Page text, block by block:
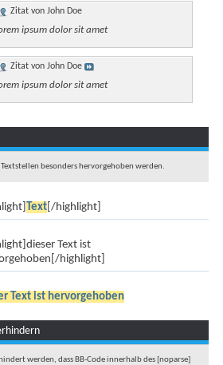
Zitat von John Doe
ipsum dolor sit amet
Zitat von John Doe
ipsum dolor sit amet
besonders hervorgehoben werden.
Text[/highlight]
Text ist
highlight]
Text ist hervorgehoben
werden, dass BB-Code innerhalb des [noparse]